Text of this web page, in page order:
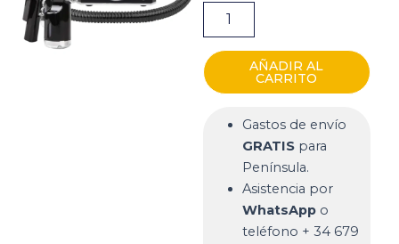
Rapid
Glam
cantidadAÑADIR AL
CARRITO
Gastos de envío
GRATISpara
Península.
Asistencia por
WhatsApp o
teléfono + 34 679